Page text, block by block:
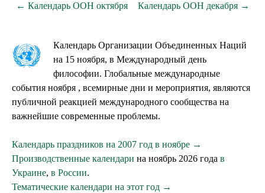
← Календарь ООН октября Календарь ООН декабря →
Календарь Организации Объединенных Наций
на 15 ноября, в Международный день
философии. Глобальные международные
события ноября , всемирные дни и мероприятия, являются
публичной реакцией международного сообщества на
важнейшие современные проблемы.
Календарь праздников на 2007 год в ноябре →
Производственные календари на ноябрь 2026 года в
Украине, в России.
Тематические календари на этот год →